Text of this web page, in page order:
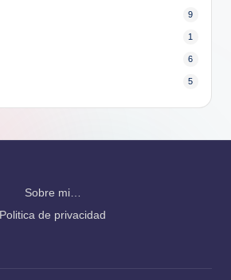
9
1
6
5
Sobre mi…
Politica de privacidad